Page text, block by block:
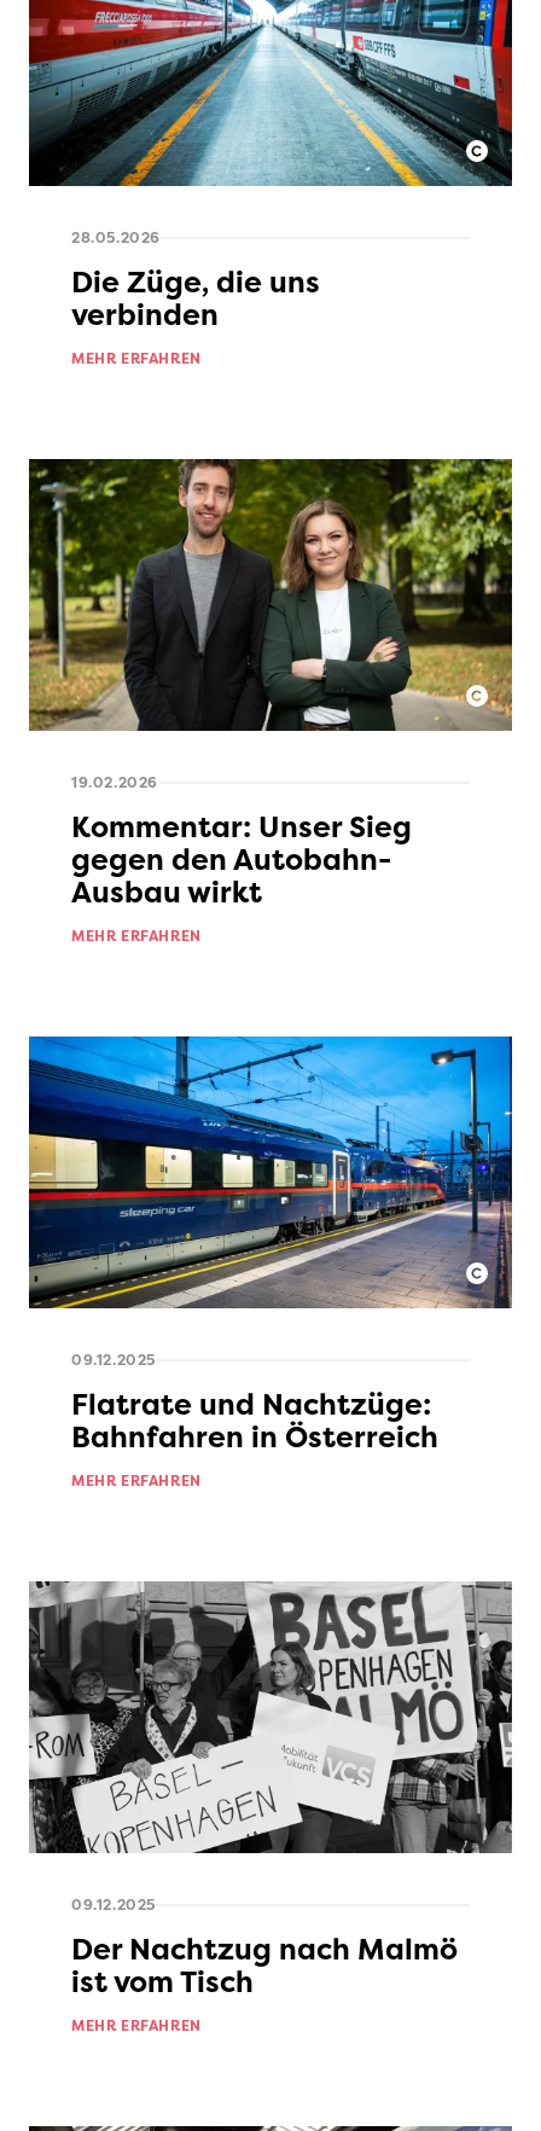
28.05.2026
Die Züge, die uns
verbinden
MEHR ERFAHREN
19.02.2026
Kommentar: Unser Sieg
gegen den Autobahn-
Ausbau wirkt
MEHR ERFAHREN
09.12.2025
Flatrate und Nachtzüge:
Bahnfahren in Österreich
MEHR ERFAHREN
09.12.2025
Der Nachtzug nach Malmö
ist vom Tisch
MEHR ERFAHREN